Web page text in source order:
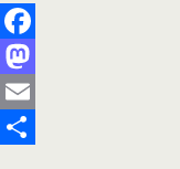
Facebook
Mastodon
Email